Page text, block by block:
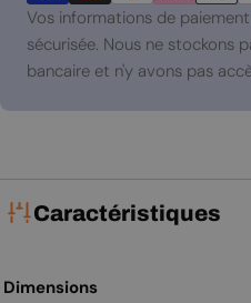
paiement
Vos informations de
sécurisée. Nous ne stockons
bancaire et n'y avons pas
Caractéristiques
Dimensions